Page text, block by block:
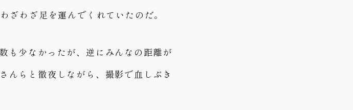
ざわざ足を運んでくれていたのだ。
も少なかったが、逆にみんなの距離が
んらと徹夜しながら、撮影で血しぶき